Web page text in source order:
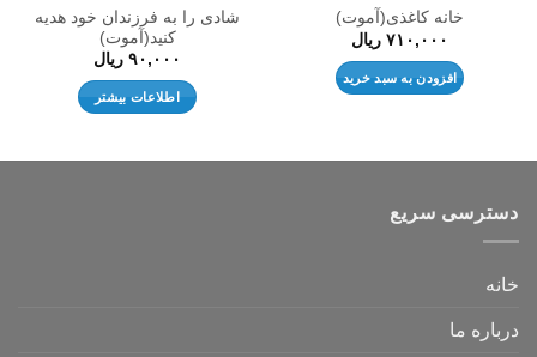
خانه کاغذی(آموت)
۷۱۰,۰۰۰ ریال
افزودن به سبد خرید
شادی را به فرزندان خود هدیه
کنید(آموت)
۹۰,۰۰۰ ریال
اطلاعات بیشتر
دسترسی سریع
خانه
درباره ما